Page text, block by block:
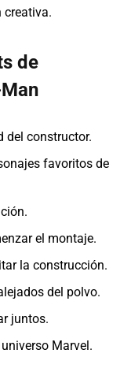
creativa.
de
del constructor.
favoritos de
el montaje.
la construcción.
del polvo.
juntos.
Marvel.